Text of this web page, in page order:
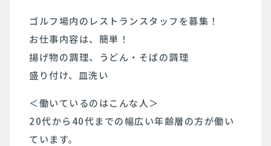
ゴルフ場内のレストランスタッフを募集！
お仕事内容は、簡単！
揚げ物の調理、うどん・そばの調理
盛り付け、皿洗い
＜働いているのはこんな人＞
20代から40代までの幅広い年齢層の方が働い
ています。